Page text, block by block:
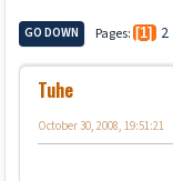
GO DOWN Pages 1 2
Tuhe
October 30, 2008, 19:51:21